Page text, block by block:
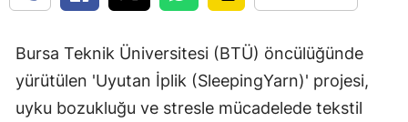
Bursa Teknik Üniversitesi (BTÜ) öncülüğünde
yürütülen 'Uyutan İplik (SleepingYarn)' projesi,
uyku bozukluğu ve stresle mücadelede tekstil